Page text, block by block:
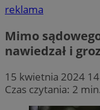
reklama
Mimo
nawiedzał i
15 kwietnia 2024
Czas czytania: 2 min.